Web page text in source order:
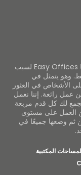
لقد أنشأنا Easy Offices لسبب
وهو يتمثل في
الأشخاص في العثور
عمل رائعة. إننا نعمل
لك كل قدم مربعة
العمل على مستوى
ثم وضعها جميعًا في
المكتبية